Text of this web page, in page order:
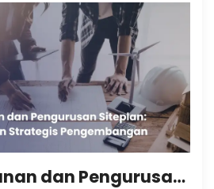
Jasa Penyusunan dan Pengurusan Siteplan: Pondasi Legal dan Strategis Pengembangan Properti